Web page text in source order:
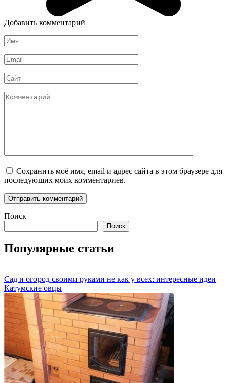
Добавить комментарий
Имя
*
Email
*
Сайт
Комментарий
Сохранить моё имя, email и адрес сайта в этом браузере для
последующих моих комментариев.
Поиск
Поиск
Популярные статьи
Сад и огород своими руками не как у всех: интересные идеи
Катумские овцы